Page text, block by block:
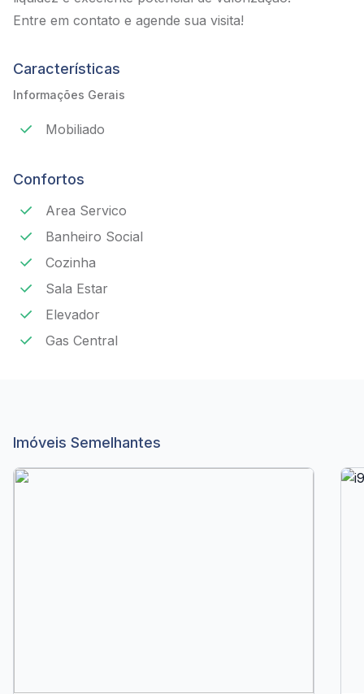
Entre em contato e agende sua visita!
Características
Informações Gerais
Mobiliado
Confortos
Area Servico
Banheiro Social
Cozinha
Sala Estar
Elevador
Gas Central
Imóveis Semelhantes